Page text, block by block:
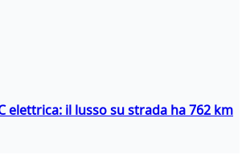
elettrica: il lusso su strada ha 762 km